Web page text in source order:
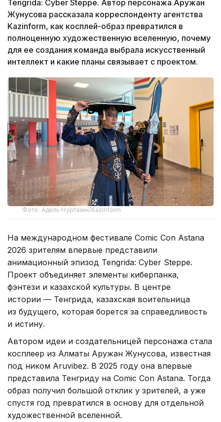
Tengrida: Cyber Steppe. Автор персонажа Аружан
Жунусова рассказала корреспонденту агентства
Kazinform, как косплей-образ превратился в
полноценную художественную вселенную, почему
для ее создания команда выбрала искусственный
интеллект и какие планы связывает с проектом.
Фото: Адиль Нуртазин/Kazinform
На международном фестивале Comic Con Astana
2026 зрителям впервые представили
анимационный эпизод Tengrida: Cyber Steppe.
Проект объединяет элементы киберпанка,
фэнтези и казахской культуры. В центре
истории — Тенгрида, казахская воительница
из будущего, которая борется за справедливость
и истину.
Автором идеи и создательницей персонажа стала
косплеер из Алматы Аружан Жунусова, известная
под ником Aruvibez. В 2025 году она впервые
представила Тенгриду на Comic Con Astana. Тогда
образ получил большой отклик у зрителей, а уже
спустя год превратился в основу для отдельной
художественной вселенной.